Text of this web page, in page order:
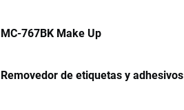
MC-767BK Make Up
Removedor de etiquetas y adhesivos